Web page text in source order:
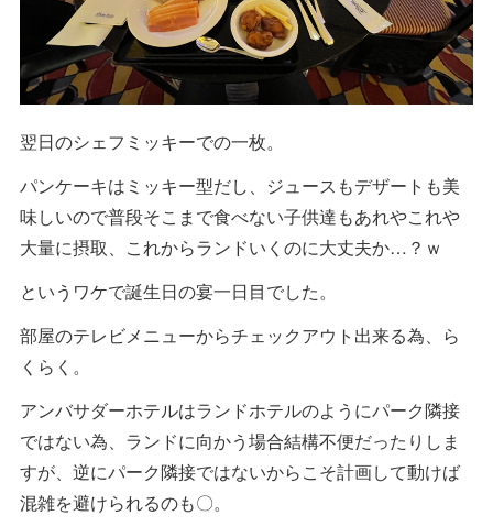
翌日のシェフミッキーでの一枚。
パンケーキはミッキー型だし、ジュースもデザートも美
味しいので普段そこまで食べない子供達もあれやこれや
大量に摂取、これからランドいくのに大丈夫か…？ｗ
というワケで誕生日の宴一日目でした。
部屋のテレビメニューからチェックアウト出来る為、ら
くらく。
アンバサダーホテルはランドホテルのようにパーク隣接
ではない為、ランドに向かう場合結構不便だったりしま
すが、逆にパーク隣接ではないからこそ計画して動けば
混雑を避けられるのも〇。